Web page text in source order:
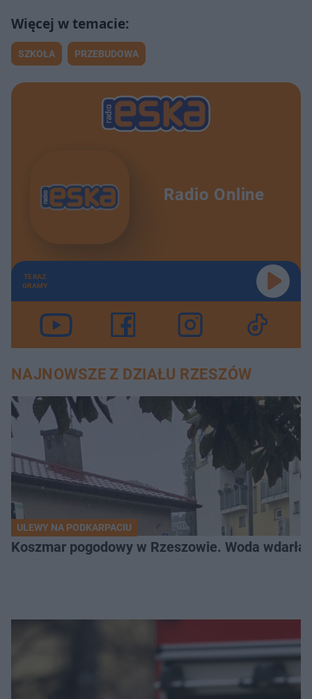
SZKOŁA PRZEBUDOWA
Radio Online
TERAZ
GRAMY
NAJNOWSZE Z DZIAŁU RZESZÓW
ULEWY NA PODKARPACIU
Koszmar pogodowy w Rzeszowie. Woda